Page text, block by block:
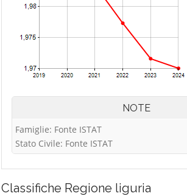
NOTE
Famiglie: Fonte ISTAT
Stato Civile: Fonte ISTAT
Classifiche Regione liguria